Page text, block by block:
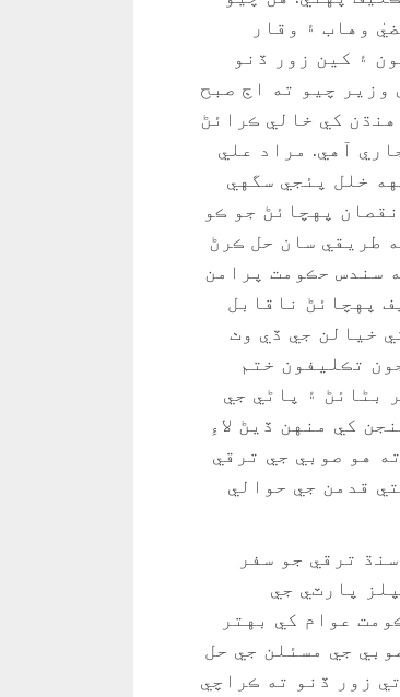
وهاب ۽ وقار
۽ کين زور ڏنو
وزير چيو ته اڄ صبح
12 هنڌن مان 8 احتجاجي هنڌن کي خالي ڪرائڻ
آهي. مراد علي
خلل پئجي سگهي
پهچائڻ جو ڪو
طريقي سان حل ڪرڻ
سندس حڪومت پرامن
پهچائڻ ناقابل
خيالن جي ڏي وٺ
تڪليفون ختم
بڻائڻ ۽ پاڻي جي
کي منهن ڏيڻ لاءِ
هو صوبي جي ترقي
قدمن جي حوالي
سنڌ ترقي جو سفر
پارٽي جي
عوام کي بهتر
جي مسئلن جي حل
زور ڏنو ته ڪراچي